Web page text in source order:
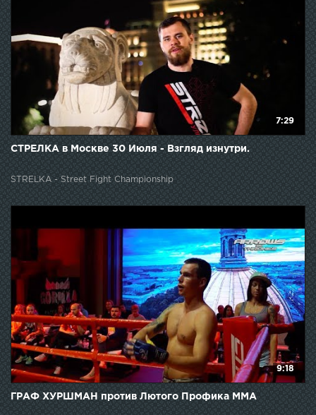
7:29
СТРЕЛКА в Москве 30 Июля - Взгляд изнутри.
STRELKA - Street Fight Championship
9:18
ГРАФ ХУРШМАН против Лютого Профика ММА